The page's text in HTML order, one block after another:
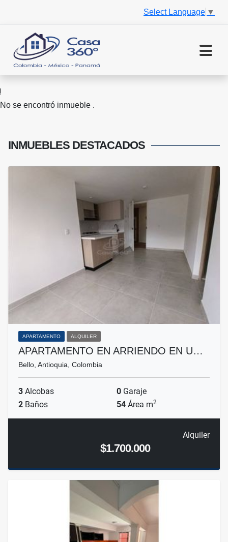
Select Language ▼
No se encontró inmueble .
INMUEBLES DESTACADOS
APARTAMENTO ALQUILER
APARTAMENTO EN ARRIENDO EN U…
Bello, Antioquia, Colombia
3 Alcobas 0 Garaje
2 Baños 54 Área m2
Alquiler
$1.700.000